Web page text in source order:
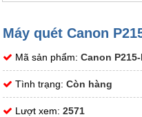
Máy quét Canon
Mã sản phẩm:Canon P215-
Tình trạng:Còn hàng
Lượt xem:2571